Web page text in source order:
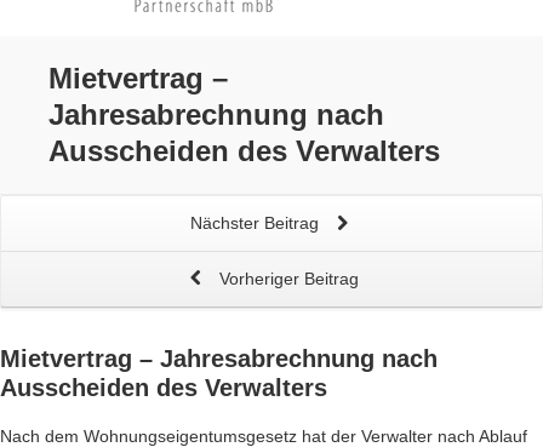
Mietvertrag –
Jahresabrechnung nach
Ausscheiden des Verwalters
Nächster Beitrag
Vorheriger Beitrag
Mietvertrag – Jahresabrechnung nach
Ausscheiden des Verwalters
Nach dem Wohnungseigentumsgesetz hat der Verwalter nach Ablauf